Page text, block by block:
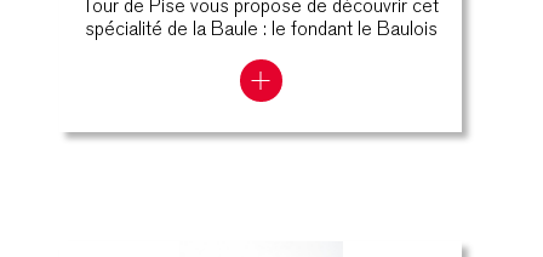
Tour de Pise vous propose de découvrir cet
spécialité de la Baule : le fondant le Baulois